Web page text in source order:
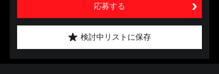
応募する
検討中リストに保存